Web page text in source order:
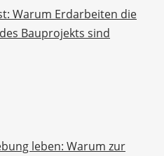
Warum Erdarbeiten die
Bauprojekts sind
leben: Warum zur